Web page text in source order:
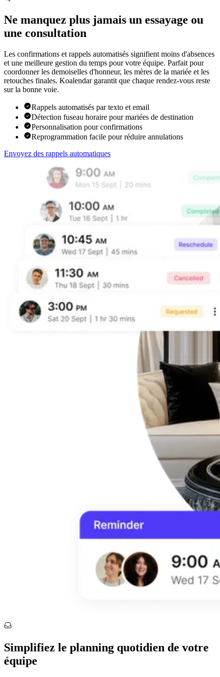
Ne manquez plus jamais un essayage ou
une consultation
Les confirmations et rappels automatisés signifient moins d'absences
et une meilleure gestion du temps pour votre équipe. Parfait pour
coordonner les demoiselles d'honneur, les mères de la mariée et les
retouches finales. Koalendar garantit que chaque rendez-vous reste
sur la bonne voie.
Rappels automatisés par texto et email
Détection fuseau horaire pour mariées de destination
Personnalisation pour confirmations
Reprogrammation facile pour réduire annulations
Envoyez des rappels automatiques
Simplifiez le planning quotidien de votre
équipe